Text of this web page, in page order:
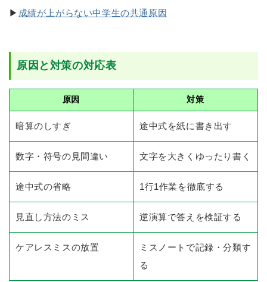
▶ 成績が上がらない中学生の共通原因
原因と対策の対応表
原因 対策
暗算のしすぎ 途中式を紙に書き出す
数字・符号の見間違い 文字を大きくゆったり書く
途中式の省略 1行1作業を徹底する
見直し方法のミス 逆演算で答えを検証する
ケアレスミスの放置
ミスノートで記録・分類す
る